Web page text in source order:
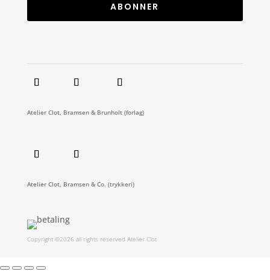
ABONNER
Atelier Clot, Bramsen & Brunholt (forlag)
Atelier Clot, Bramsen & Co. (trykkeri)
Copyright ©2026 all rights reserved Atelier Clot